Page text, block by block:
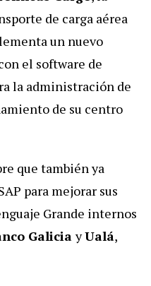
de carga aérea
un nuevo
el software de
la administración de
de su centro
que también ya
para mejorar sus
Grande internos
GaliciayUalá,